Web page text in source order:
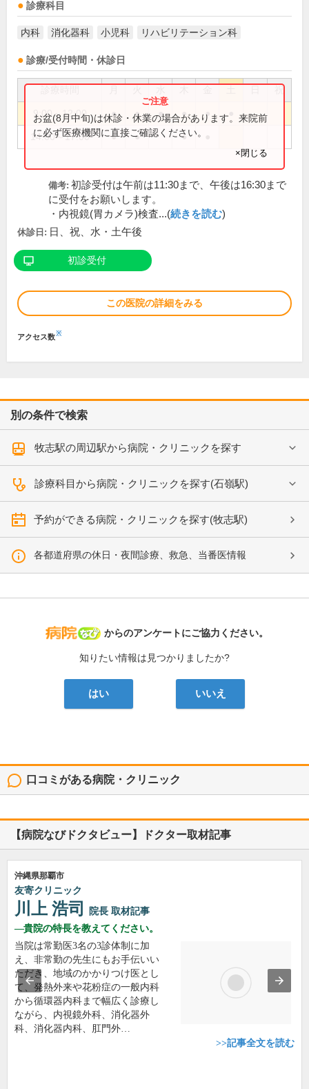
診療科目
内科 消化器科 小児科 リハビリテーション科
診療/受付時間・休診日
祝
9:00～12:00 ● ● ● ● ●
14:00～17:00 ● ● ●
お盆(8月中旬)は休診・休業の場合があります。来院前
に必ず医療機関に直接ご確認ください。
×閉じる
備考: 初診受付は午前は11:30まで、午後は16:30まで
に受付をお願いします。
・内視鏡(胃カメラ)検査...(続きを読む)
休診日: 日、祝、水・土午後
初診受付
この医院の詳細をみる
アクセス数※
別の条件で検索
牧志駅の周辺駅から病院・クリニックを探す
診療科目から病院・クリニックを探す(石嶺駅)
予約ができる病院・クリニックを探す(牧志駅)
各都道府県の休日・夜間診療、救急、当番医情報
病院なび
からのアンケートにご協力ください。
知りたい情報は見つかりましたか?
はい いいえ
口コミがある病院・クリニック
産婦人科, 女性内科
沖縄県那覇市久茂地1-8-16
口コミ: 1件
初めて行った病院だったのですが、今後婦人科に行くことがあればまたここに
来たいと思える、とても良いクリニックでした。 初来...
医療法人ミラソルのはら元氣クリニック
がん内科, 内科
沖縄県那覇市銘苅3丁目21-21
口コミ: 1件 5
3年通っています。 がんのセカンドオピニオンを受け、ハイパーサーミアによ
る治療でがんを抑えています。 私にとっては、命綱...